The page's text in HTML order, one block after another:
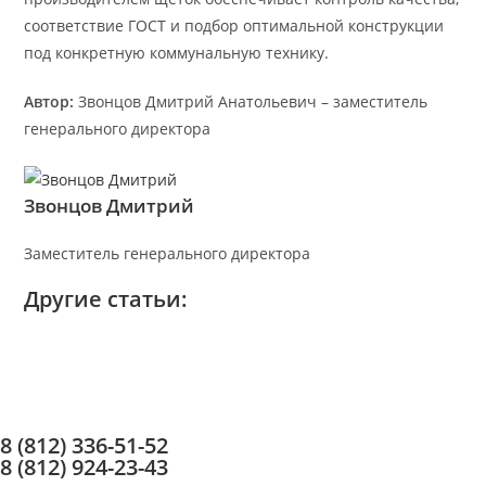
соответствие ГОСТ и подбор оптимальной конструкции
под конкретную коммунальную технику.
Автор: Звонцов Дмитрий Анатольевич – заместитель
генерального директора
Звонцов Дмитрий
Заместитель генерального директора
Другие статьи:
8 (812) 336-51-52
8 (812) 924-23-43